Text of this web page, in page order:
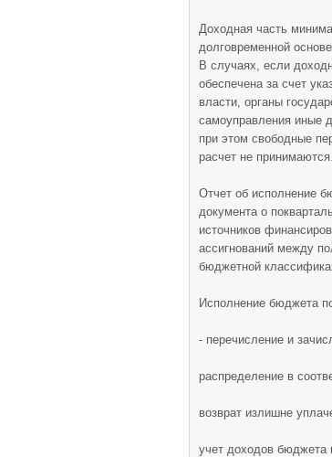
Доходная часть
долговременной
В случаях, если
обеспечена за счет
власти, органы
самоуправления иные
при этом свободные
расчет не принимаются.
Отчет об исполнение
документа о
источников
ассигнований между
бюджетной
Исполнение бюджета
- перечисление и
распределение в
возврат излишне
учет доходов бюджета